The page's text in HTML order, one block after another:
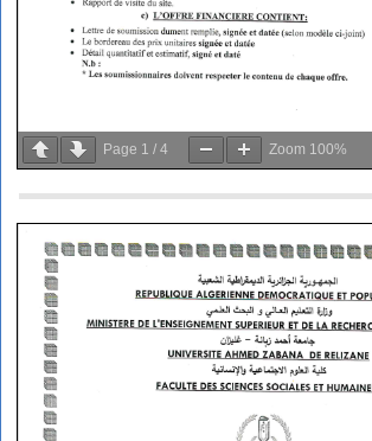
Page 1 / 4 Zoom 100%